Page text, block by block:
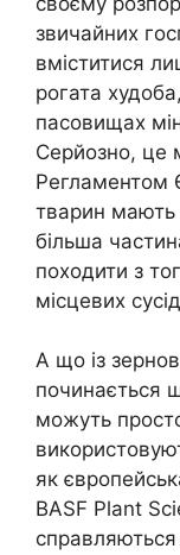
звичайних
вміститися
рогата
пасовищах
Серйозно, це
Регламентом
тварин мають
більша
походити з
місцевих
А що із
починається
можуть
як
BASF Plant
справляються